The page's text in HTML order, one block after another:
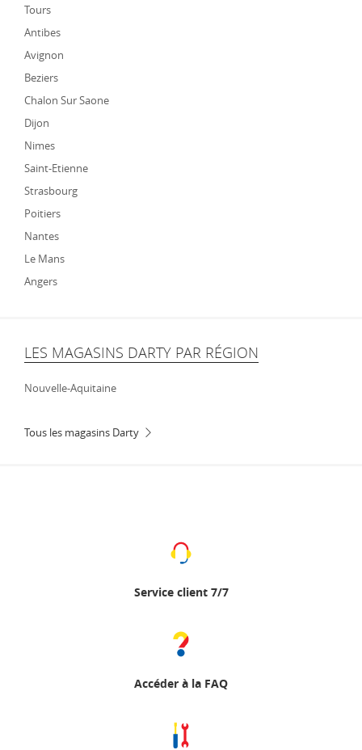
Tours
Antibes
Avignon
Beziers
Chalon Sur Saone
Dijon
Nimes
Saint-Etienne
Strasbourg
Poitiers
Nantes
Le Mans
Angers
LES MAGASINS DARTY PAR RÉGION
Nouvelle-Aquitaine
Tous les magasins Darty
Service client 7/7
Accéder à la FAQ